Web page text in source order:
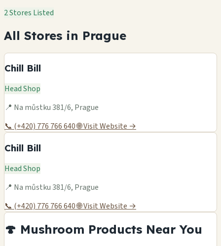
2 Stores Listed
All Stores in Prague
Chill Bill
Head Shop
📍 Na můstku 381/6, Prague
📞 (+420) 776 766 640🌐 Visit Website →
Chill Bill
Head Shop
📍 Na můstku 381/6, Prague
📞 (+420) 776 766 640🌐 Visit Website →
🍄 Mushroom Products Near You